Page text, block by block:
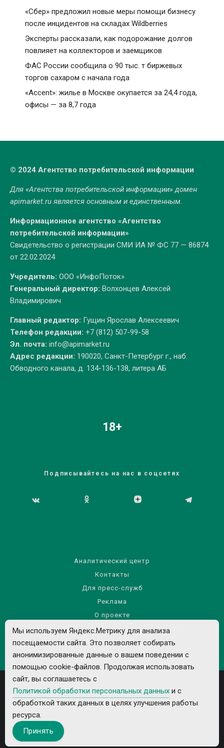
«Сбер» предложил новые меры помощи бизнесу
после инцидентов на складах Wildberries
Эксперты рассказали, как подорожание долгов
повлияет на коллекторов и заемщиков
ФАС России сообщила о 90 тыс. т биржевых
торгов сахаром с начала года
«Accent»: жилье в Москве окупается за 24,4 года,
офисы — за 8,7 года
© 2024 Агентство потребительской информации
Для «Агентства потребительской информации» домен
apimarket.ruявляется основным и единственным.
Информационное агентство «Агентство
потребительской информации»
Свидетельство о регистрации СМИ ИА № ФС 77 — 86874
от 22.02.2024
Учредитель: ООО «ИнфоПоток»
Генеральный директор: Волхонцев Алексей
Владимирович
Главный редактор: Гущин Ярослав Алексеевич
Телефон редакции: +7 (812) 507-99-58
Эл. почта: info@apimarket.ru
Адрес редакции: 190020, Санкт-Петербург г., наб.
Обводного канала, д. 134-136-138, литера АБ
18+
Подписывайтесь на нас в соцсетях
Аналитический центр
Контакты
Для пресс-служб
Реклама
О проекте
Правила использования материалов сайта
Политика обработки персональных данных
Все рекламируемые товары и услуги имеют необходимые лицензии и
Мы используем Яндекс.Метрику для анализа
посещаемости сайта. Это позволяет собирать
анонимизированные данные о вашем поведении с
помощью cookie-файлов. Продолжая использовать
сайт, вы соглашаетесь с
Политикой обработки персональных данных и с
обработкой таких данных в целях улучшения работы
ресурса.
Принять